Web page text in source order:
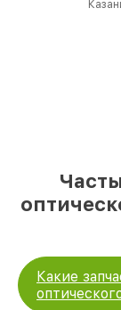
Какие